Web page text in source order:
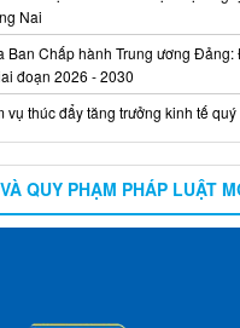
Nai
Ban Chấp hành Trung ương
đoạn 2026 - 2030
vụ thúc đẩy tăng trưởng kinh tế quý
QUY PHẠM PHÁP LUẬT